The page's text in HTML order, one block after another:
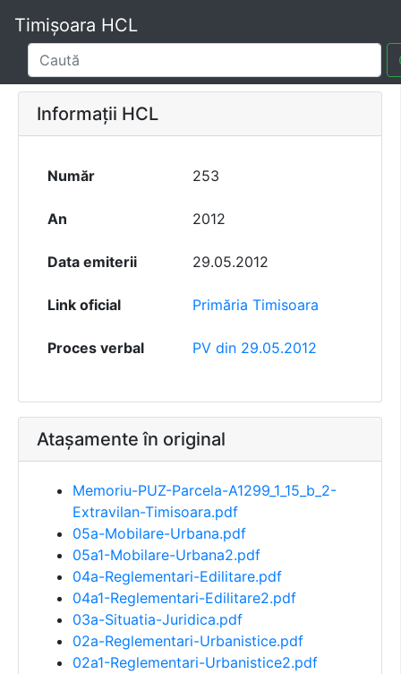
Timișoara HCL
Informații HCL
Număr 253
An 2012
Data emiterii 29.05.2012
Link oficial Primăria Timisoara
Proces verbal PV din 29.05.2012
Atașamente în original
Memoriu-PUZ-Parcela-A1299_1_15_b_2-
Extravilan-Timisoara.pdf
05a-Mobilare-Urbana.pdf
05a1-Mobilare-Urbana2.pdf
04a-Reglementari-Edilitare.pdf
04a1-Reglementari-Edilitare2.pdf
03a-Situatia-Juridica.pdf
02a-Reglementari-Urbanistice.pdf
02a1-Reglementari-Urbanistice2.pdf